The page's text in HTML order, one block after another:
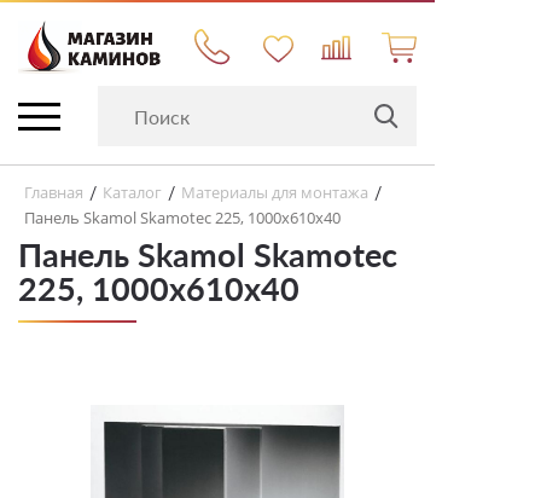
Главная / Каталог / Материалы для монтажа /
Панель Skamol Skamotec 225, 1000х610х40
Панель Skamol Skamotec
225, 1000х610х40